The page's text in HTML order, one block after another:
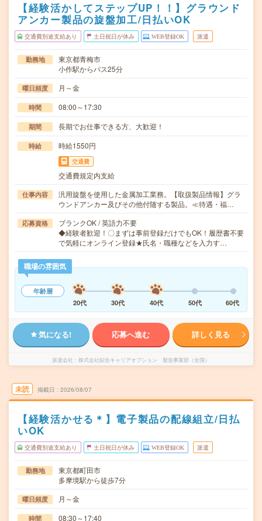
【経験活かしてステップUP！！】グラウンド
アンカー製品の旋盤加工/日払いOK
交通費別途支給あり 土日祝日が休み WEB登録OK 派遣
勤務地
東京都青梅市
小作駅からバス25分
曜日頻度 月～金
時間 08:00～17:30
期間 長期でお仕事できる方、大歓迎！
時給 時給1550円
交通費
交通費規定内支給
仕事内容
汎用旋盤を使用した金属加工業務。【取扱製品情報】グラ
ウンドアンカー及びその他付随する製品。≪待遇・福…
応募資格
ブランクOK / 英語力不要
◆経験者歓迎！〇まずは事前登録だけでもOK！履歴書不要
で気軽にオンライン登録★氏名・職種などを入力す…
職場の雰囲気
年齢層
20代
30代 40代 50代 60代
気になる! 応募へ進む 詳しく見る
派遣会社 株式会社綜合キャリアオプション 製造事業部（全国）
未読 掲載日 2026/08/07
【経験活かせる＊】電子製品の配線組立/日払
いOK
交通費別途支給あり 土日祝日が休み WEB登録OK 派遣
勤務地
東京都町田市
多摩境駅から徒歩7分
曜日頻度 月～金
時間 08:30～17:40